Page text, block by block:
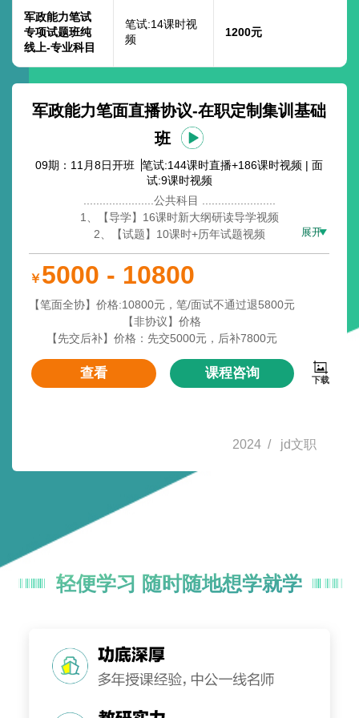
军政能力笔试
专项试题班纯
线上-专业科目
笔试:14课时视
频
1200元
军政能力笔面直播协议-在职定制集训基础
班
09期：11月8日开班 笔试:144课时直播+186课时视频 | 面
试:9课时视频
......................公共科目 .......................
1、【导学】16课时新大纲研读导学视频
2、【试题】10课时+历年试题视频
3、【基础】80+课时基础理论视频
4、【基础】24次理论精讲（直播）+2次专项模考讲解（模
考讲解回放）
5、【回顾】8次重点回顾（赠1套全真套卷）(直播回放)
6、【冲刺】12次考前冲刺集训直播
7、【进面开通面试】9课时通用视频
......................专业科目 .......................
20+专业科目结合报考岗位自主开课
2、【基础精讲视频】贴合考纲讲解专业基础理论，全面、具
3、【专项刷题视频】专业专项知识点题目精刷，巩固基础，
知识点结合实战记忆更牢固
4、【模考试卷视频】6套模拟卷，题目视频详解，实战中总
（艺术基础综合\生物化学+动物生理学\生物化学+植物生理学
\医学影像技术仅提供基础班次（其余新增专业根据最终研发
规划情况待定）
2、直播课后巩固，app配套专项练习题册
3、公共科目基础+重难点+专业课配套教辅资料（电子版）
4、7套公共科目模考卷，套卷自测
展开
￥5000 - 10800
【笔面全协】价格:10800元，笔/面试不通过退5800元
【非协议】价格
【先交后补】价格：先交5000元，后补7800元
查看 课程咨询 下载
2024/ jd文职
轻便学习 随时随地想学就学